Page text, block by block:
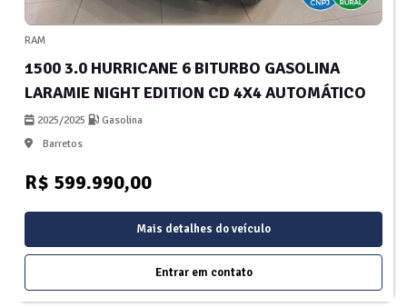
RAM
1500 3.0 HURRICANE 6 BITURBO GASOLINA
LARAMIE NIGHT EDITION CD 4X4 AUTOMÁTICO
2025/2025
Gasolina
Barretos
R$ 599.990,00
Mais detalhes do veículo
Entrar em contato